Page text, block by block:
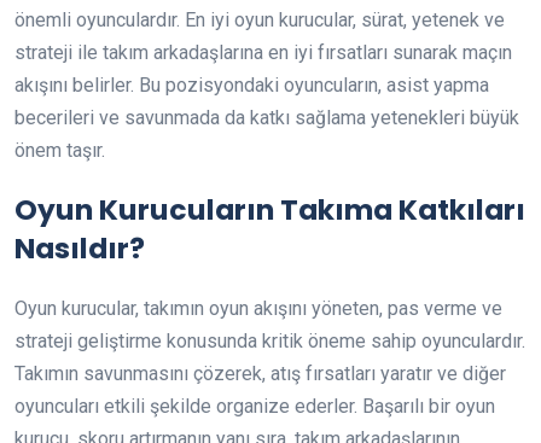
önemli oyunculardır. En iyi oyun kurucular, sürat, yetenek ve
strateji ile takım arkadaşlarına en iyi fırsatları sunarak maçın
akışını belirler. Bu pozisyondaki oyuncuların, asist yapma
becerileri ve savunmada da katkı sağlama yetenekleri büyük
önem taşır.
Oyun Kurucuların Takıma Katkıları
Nasıldır?
Oyun kurucular, takımın oyun akışını yöneten, pas verme ve
strateji geliştirme konusunda kritik öneme sahip oyunculardır.
Takımın savunmasını çözerek, atış fırsatları yaratır ve diğer
oyuncuları etkili şekilde organize ederler. Başarılı bir oyun